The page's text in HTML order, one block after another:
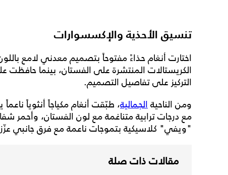
تنسيق الأحذية والإكسسوارات
اختارت أنغام حذاءً مفتوحاً بتصميم معدني لامع
الكريستالات المنتشرة على الفستان، بينما حافظت
التركيز على تفاصيل التصميم.
ومن الناحية الجمالية، طبّقت أنغام مكياجاً أنثوياً
مع درجات ترابية متناغمة مع لون الفستان، وأحمر
"ويفي" كلاسيكية بتموجات ناعمة مع فرق جانبي
مقالات ذات صلة